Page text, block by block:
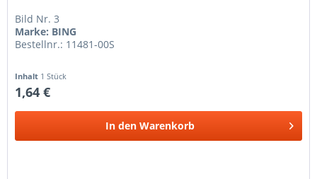
Bild Nr. 3
Marke: BING
Bestellnr.: 11481-00S
Inhalt 1 Stück
1,64 €
In den Warenkorb